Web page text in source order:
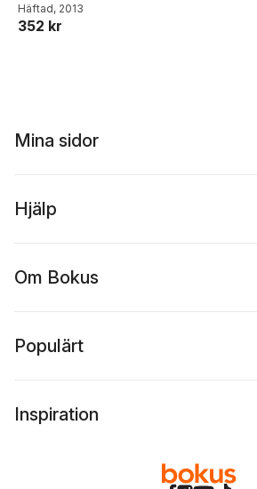
E. Miller ,Stephanie
Pezard,Christopher S.
Häftad, 2013
352 kr
Mina sidor
Hjälp
Om Bokus
Populärt
Inspiration